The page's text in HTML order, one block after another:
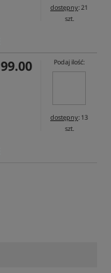
dostępny: 21
szt.
99.00 Podaj ilość:
dostępny: 13
szt.